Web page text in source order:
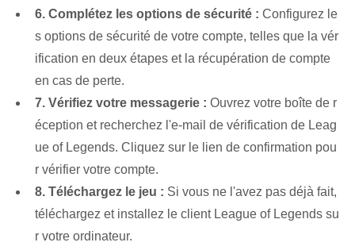
6. Complétez les options de sécurité : Configurez le
s options de sécurité de votre compte, telles que la vér
ification en deux étapes et la récupération de compte
en cas de perte.
7. Vérifiez votre messagerie : Ouvrez votre boîte de r
éception et recherchez l'e-mail de vérification de Leag
ue of Legends. Cliquez sur le lien de confirmation pou
r vérifier votre compte.
8. Téléchargez le jeu : Si vous ne l'avez pas déjà fait,
téléchargez et installez le client League of Legends su
r votre ordinateur.